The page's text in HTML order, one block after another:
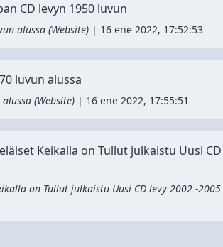
CD levyn 1950 luvun
alussa (Website) | 16 ene 2022, 17:52:53
luvun alussa
(Website) | 16 ene 2022, 17:55:51
Keikalla on Tullut julkaistu Uusi
on Tullut julkaistu Uusi CD levy 2002 -